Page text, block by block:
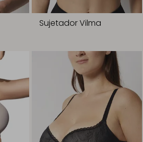
Sujetador Vilma